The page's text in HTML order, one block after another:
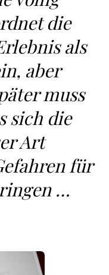
die
als
aber
muss
sich die
Art
für
…